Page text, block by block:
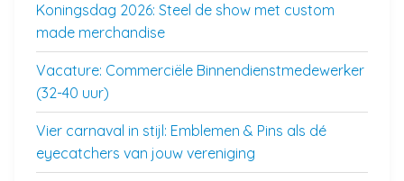
Koningsdag 2026: Steel de show met custom
made merchandise
Vacature: Commerciële Binnendienstmedewerker
(32-40 uur)
Vier carnaval in stijl: Emblemen & Pins als dé
eyecatchers van jouw vereniging